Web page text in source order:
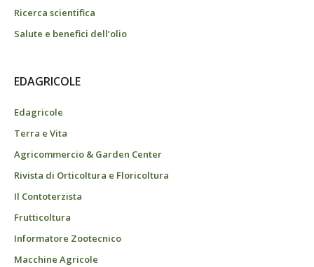
Ricerca scientifica
Salute e benefici dell’olio
EDAGRICOLE
Edagricole
Terra e Vita
Agricommercio & Garden Center
Rivista di Orticoltura e Floricoltura
Il Contoterzista
Frutticoltura
Informatore Zootecnico
Macchine Agricole